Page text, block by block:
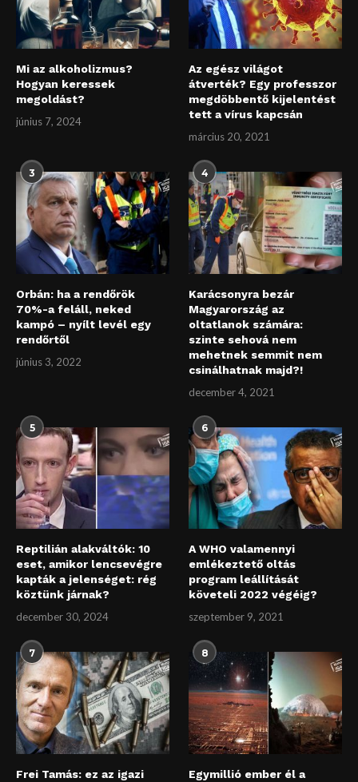
Mi az alkoholizmus?
Hogyan keressek
megoldást?
június 7, 2024
Az egész világot
átverték? Egy professzor
megdöbbentő kijelentést
tett a vírus kapcsán
március 20, 2021
3
Orbán: ha a rendőrök
70%-a feláll, neked
kampó – nyílt levél egy
rendőrtől
június 3, 2022
4
Karácsonyra bezár
Magyarország az
oltatlanok számára:
szinte sehová nem
mehetnek semmit nem
csinálhatnak majd?!
december 4, 2021
5
Reptilián alakváltók: 10
eset, amikor lencsevégre
kapták a jelenséget: rég
köztünk járnak?
december 30, 2024
6
A WHO valamennyi
emlékeztető oltás
program leállítását
követeli 2022 végéig?
szeptember 9, 2021
7
Frei Tamás: ez az igazi
8
Egymillió ember él a